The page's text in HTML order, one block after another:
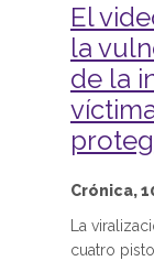
El
la
de la
Crónica,
La
cuatro